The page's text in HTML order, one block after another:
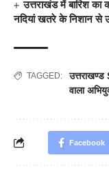
उत्तराखंड में बारिश
नदियां खतरे के निशान
TAGGED:
उत्तराखण्ड
वाला
Facebook